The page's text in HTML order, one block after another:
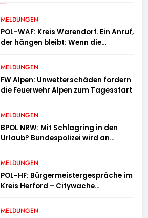
MELDUNGEN
POL-WAF: Kreis Warendorf. Ein Anruf,
der hängen bleibt: Wenn die
wieder einholt
MELDUNGEN
FW Alpen: Unwetterschäden fordern
die Feuerwehr Alpen zum Tagesstart
MELDUNGEN
BPOL NRW: Mit Schlagring in den
Urlaub? Bundespolizei wird an
MELDUNGEN
POL-HF: Bürgermeistergespräche im
Kreis Herford – Citywache
Zusammenarbeit in Herford
MELDUNGEN